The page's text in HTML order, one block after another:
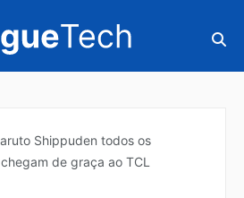
Shippuden todos os
de graça ao TCL